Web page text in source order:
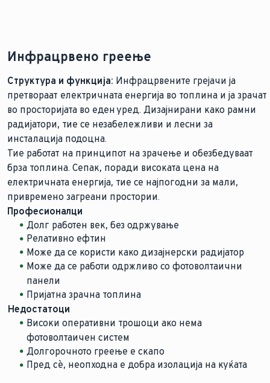
Инфрацрвено греење
Структура и функција: Инфрацрвените грејачи ја
претвораат електричната енергија во топлина и ја зрачат
во просторијата во еден уред. Дизајнирани како рамни
радијатори, тие се незабележливи и лесни за
инсталација подоцна.
Тие работат на принципот на зрачење и обезбедуваат
брза топлина. Сепак, поради високата цена на
електричната енергија, тие се најпогодни за мали,
привремено загреани простории.
Професионалци
Долг работен век, без одржување
Релативно ефтин
Може да се користи како дизајнерски радијатор
Може да се работи одржливо со фотоволтаични
панели
Пријатна зрачна топлина
Недостатоци
Високи оперативни трошоци ако нема
фотоволтаичен систем
Долгорочното греење е скапо
Пред сè, неопходна е добра изолација на куќата